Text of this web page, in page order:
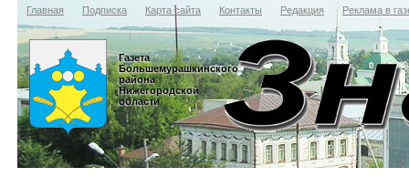
Главная Подписка Карта сайта Контакты Редакция Реклама в
Газета
Большемурашкинского
района
Нижегородской
области